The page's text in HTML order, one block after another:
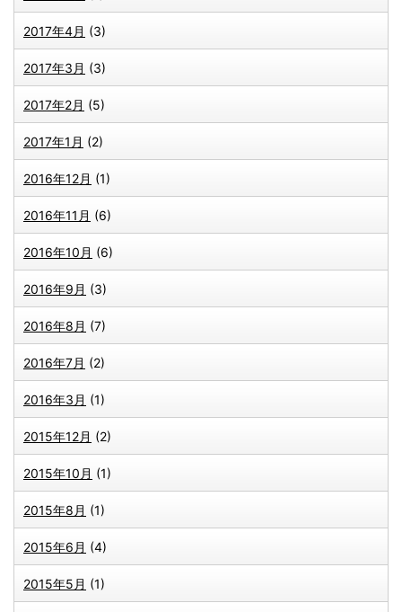
2017年4月 (3)
2017年3月 (3)
2017年2月 (5)
2017年1月 (2)
2016年12月 (1)
2016年11月 (6)
2016年10月 (6)
2016年9月 (3)
2016年8月 (7)
2016年7月 (2)
2016年3月 (1)
2015年12月 (2)
2015年10月 (1)
2015年8月 (1)
2015年6月 (4)
2015年5月 (1)